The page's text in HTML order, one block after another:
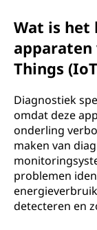
Wat is het
Things
Diagnostiek
omdat deze
onderling
maken van
problemen
detecteren en